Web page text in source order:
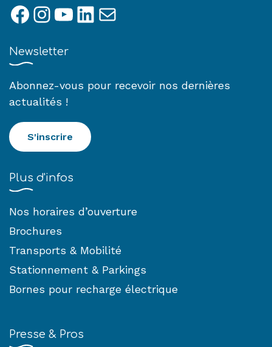
Facebook
Instagram
YouTube
LinkedIn
E-mail
Newsletter
Abonnez-vous pour recevoir nos dernières
actualités !
S'inscrire
Plus d'infos
Nos horaires d’ouverture
Brochures
Transports & Mobilité
Stationnement & Parkings
Bornes pour recharge électrique
Presse & Pros